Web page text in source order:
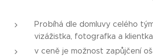
Probíhá dle domluvy celého
vizážistka, fotografka a
v ceně je možnost zapůjčení